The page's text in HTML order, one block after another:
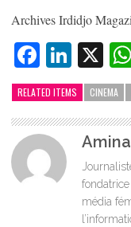
Archives Irdidjo
X
RELATED ITEMS CINEMA
fondatrice
média